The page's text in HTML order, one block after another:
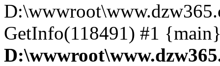
GetInfo(118491) #1